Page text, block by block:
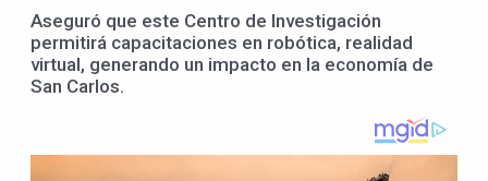
Aseguró que este Centro de Investigación
permitirá capacitaciones en robótica, realidad
virtual, generando un impacto en la economía de
San Carlos.